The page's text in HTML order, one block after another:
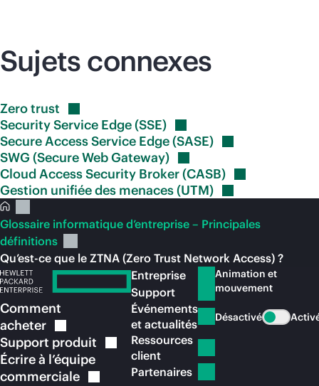
Sujets connexes
Zerotrust
Security Service Edge(SSE)
Secure Access Service Edge(SASE)
SWG (Secure WebGateway)
Cloud Access Security Broker(CASB)
Gestion unifiée des menaces(UTM)
Glossaire informatique d’entreprise – Principales
définitions
Qu’est-ce que le ZTNA (Zero Trust Network Access) ?
Comment
acheter
Support produit
Écrire à l’équipe
commerciale
Entreprise
Support
Événements
et actualités
Ressources
client
Partenaires
Animation et
mouvement
Désactivé